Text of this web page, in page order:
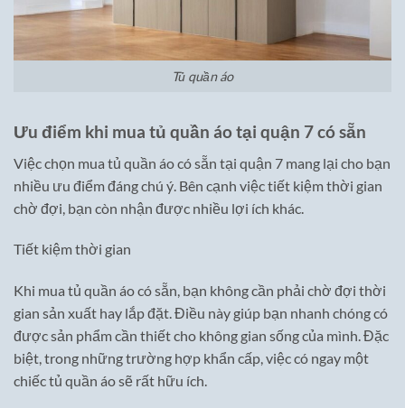
Tủ quần áo
Ưu điểm khi mua tủ quần áo tại quận 7 có sẵn
Việc chọn mua tủ quần áo có sẵn tại quận 7 mang lại cho bạn
nhiều ưu điểm đáng chú ý. Bên cạnh việc tiết kiệm thời gian
chờ đợi, bạn còn nhận được nhiều lợi ích khác.
Tiết kiệm thời gian
Khi mua tủ quần áo có sẵn, bạn không cần phải chờ đợi thời
gian sản xuất hay lắp đặt. Điều này giúp bạn nhanh chóng có
được sản phẩm cần thiết cho không gian sống của mình. Đặc
biệt, trong những trường hợp khẩn cấp, việc có ngay một
chiếc tủ quần áo sẽ rất hữu ích.